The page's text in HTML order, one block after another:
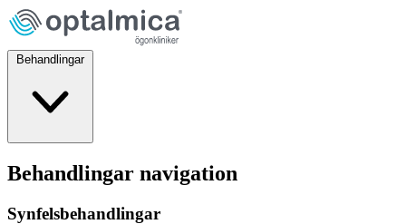
Behandlingar
Behandlingar navigation
Synfelsbehandlingar